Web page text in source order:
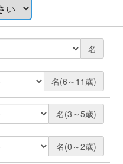
名
名(6～11歳)
名(3～5歳)
名(0～2歳)